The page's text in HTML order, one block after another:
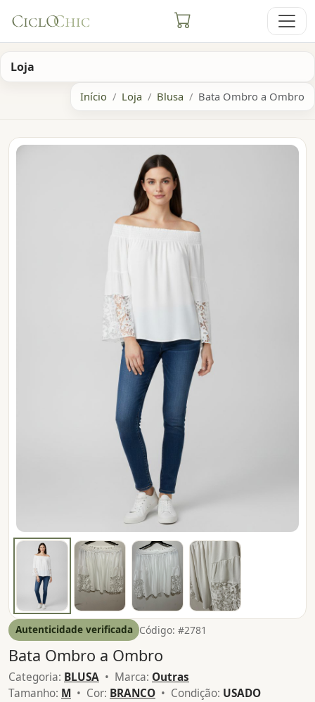
Loja
Início Loja Blusa Bata Ombro a Ombro
Autenticidade verificada Código: #2781
Bata Ombro a Ombro
Categoria: BLUSA • Marca: Outras
Tamanho: M • Cor: BRANCO • Condição: USADO